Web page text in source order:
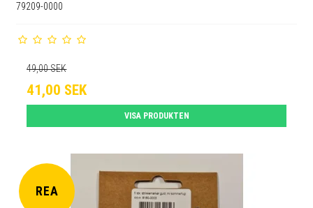
79209-0000
49,00 SEK
41,00 SEK
VISA PRODUKTEN
REA